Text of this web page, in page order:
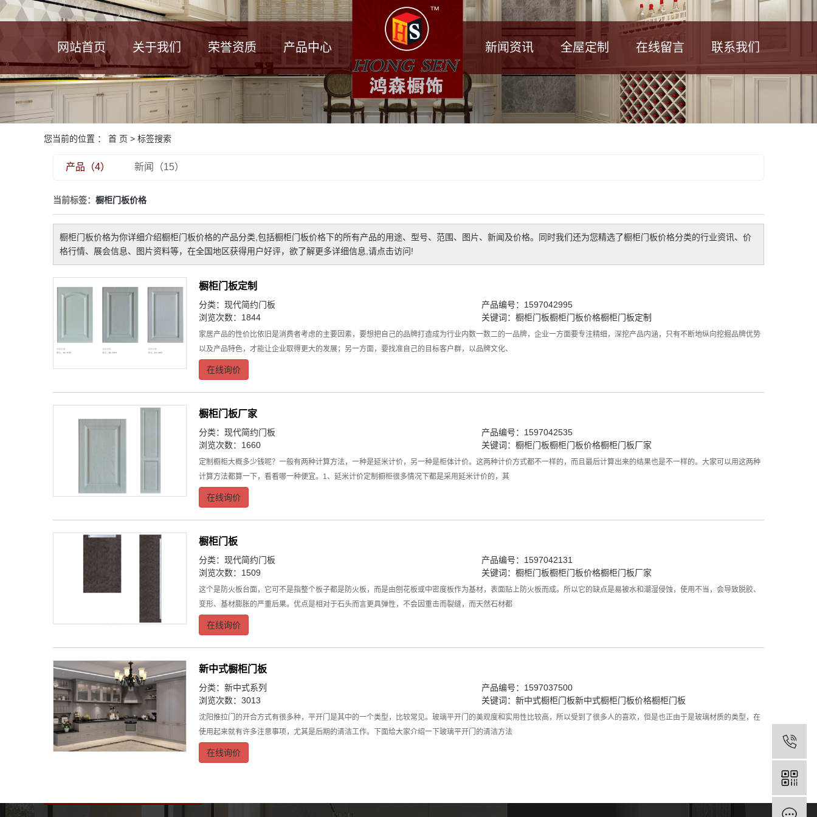
网站首页 关于我们 荣誉资质 产品中心 新闻资讯 全屋定制 在线留言 联系我们
您当前的位置 ： 首 页 > 标签搜索
产品（4） 新闻（15）
当前标签： 橱柜门板价格
橱柜门板价格为你详细介绍橱柜门板价格的产品分类,包括橱柜门板价格下的所有产品的用途、型号、范围、图片、新闻及价格。同时我们还为您精选了橱柜门板价格分类的行业资讯、价
格行情、展会信息、图片资料等，在全国地区获得用户好评，欲了解更多详细信息,请点击访问!
橱柜门板定制
分类： 现代简约门板
产品编号：1597042995
浏览次数：1844
关键词： 橱柜门板橱柜门板价格橱柜门板定制
家居产品的性价比依旧是消费者考虑的主要因素，要想把自己的品牌打造成为行业内数一数二的一品牌，企业一方面要专注精细，深挖产品内涵，只有不断地纵向挖掘品牌优势
以及产品特色，才能让企业取得更大的发展；另一方面，要找准自己的目标客户群，以品牌文化、
在线询价
橱柜门板厂家
分类： 现代简约门板
产品编号：1597042535
浏览次数：1660
关键词： 橱柜门板橱柜门板价格橱柜门板厂家
定制橱柜大概多少钱呢？一般有两种计算方法，一种是延米计价，另一种是柜体计价。这两种计价方式都不一样的，而且最后计算出来的结果也是不一样的。大家可以用这两种
计算方法都算一下，看看哪一种便宜。1、延米计价定制橱柜很多情况下都是采用延米计价的，其
在线询价
橱柜门板
分类： 现代简约门板
产品编号：1597042131
浏览次数：1509
关键词： 橱柜门板橱柜门板价格橱柜门板厂家
这个是防火板台面，它可不是指整个板子都是防火板，而是由刨花板或中密度板作为基材，表面贴上防火板而成。所以它的缺点是易被水和潮湿侵蚀，使用不当，会导致脱胶、
变形、基材膨胀的严重后果。优点是相对于石头而言更具弹性，不会因重击而裂缝，而天然石材都
在线询价
新中式橱柜门板
分类： 新中式系列
产品编号：1597037500
浏览次数：3013
关键词： 新中式橱柜门板新中式橱柜门板价格橱柜门板
沈阳推拉门的开合方式有很多种，平开门是其中的一个类型，比较常见。玻璃平开门的美观度和实用性比较高，所以受到了很多人的喜欢，但是也正由于是玻璃材质的类型，在
使用起来就有许多注意事项，尤其是后期的清洁工作。下面给大家介绍一下玻璃平开门的清洁方法
在线询价